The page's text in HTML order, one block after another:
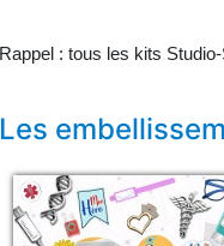
Rappel : tous les kits
Les